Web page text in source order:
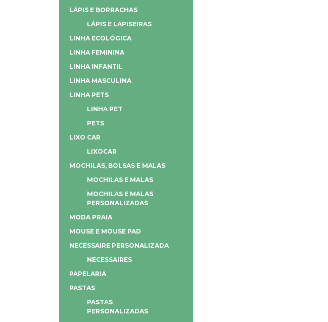
LÁPIS E BORRACHAS
LÁPIS E LAPISEIRAS
LINHA ECOLÓGICA
LINHA FEMININA
LINHA INFANTIL
LINHA MASCULINA
LINHA PETS
LINHA PET
PETS
LIXO CAR
LIXOCAR
MOCHILAS, BOLSAS E MALAS
MOCHILAS E MALAS
MOCHILAS E MALAS
PERSONALIZADAS
MODA PRAIA
MOUSE E MOUSE PAD
NECESSAIRE PERSONALIZADA
NECESSAIRES
PAPELARIA
PASTAS
PASTAS
PERSONALIZADAS